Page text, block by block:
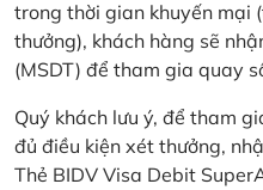
trong thời gian khuyến mại
thưởng), khách hàng sẽ
(MSDT) để tham gia quay
Quý khách lưu ý, để tham
đủ điều kiện xét thưởng,
Thẻ BIDV Visa Debit